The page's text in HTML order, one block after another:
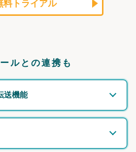
料トライアル
ルとの連携も
送機能